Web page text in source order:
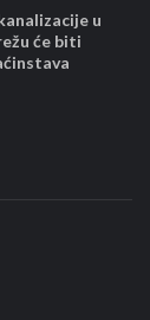
u
će biti